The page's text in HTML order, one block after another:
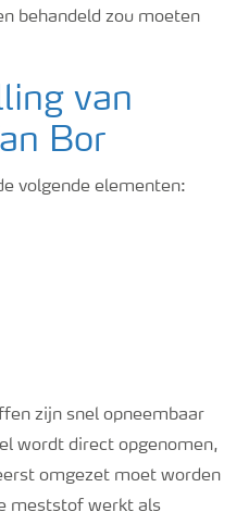
behandeld zou moeten
van
Bor
volgende elementen:
zijn snel opneembaar
wordt direct opgenomen,
omgezet moet worden
meststof werkt als